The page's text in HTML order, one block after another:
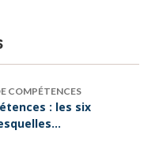
COMPÉTENCES
: les six